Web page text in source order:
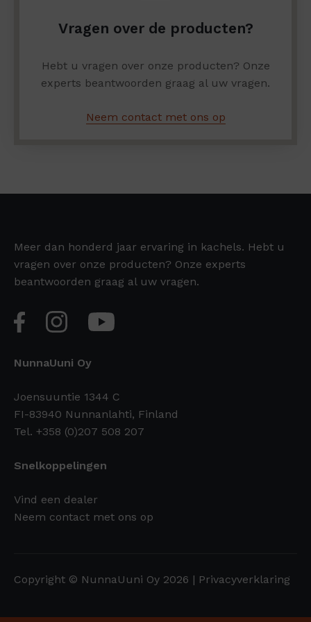
Vragen over de producten?
Hebt u vragen over onze producten? Onze
experts beantwoorden graag al uw vragen.
Neem contact met ons op
Meer dan honderd jaar ervaring in kachels. Hebt u
vragen over onze producten? Onze experts
beantwoorden graag al uw vragen.
NunnaUuni Oy
Joensuuntie 1344 C
FI-83940 Nunnanlahti, Finland
Tel. +358 (0)207 508 207
Snelkoppelingen
Vind een dealer
Neem contact met ons op
Copyright © NunnaUuni Oy 2026 | Privacyverklaring